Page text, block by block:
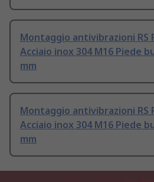
Montaggio antivibrazioni RS
Acciaio inox 304 M16 Piede
mm
Montaggio antivibrazioni RS
Acciaio inox 304 M16 Piede
mm